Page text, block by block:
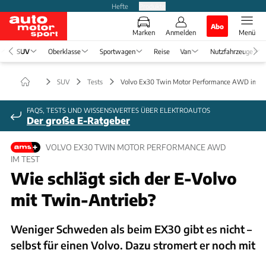
Hefte
Marken Anmelden
Abo
Menü
SUV Oberklasse Sportwagen Reise Van Nutzfahrzeuge
SUV Tests Volvo Ex30 Twin Motor Performance AWD im
FAQS, TESTS UND WISSENSWERTES ÜBER ELEKTROAUTOS
Der große E-Ratgeber
VOLVO EX30 TWIN MOTOR PERFORMANCE AWD
IM TEST
Wie schlägt sich der E-Volvo
mit Twin-Antrieb?
Weniger Schweden als beim EX30 gibt es nicht –
selbst für einen Volvo. Dazu stromert er noch mit